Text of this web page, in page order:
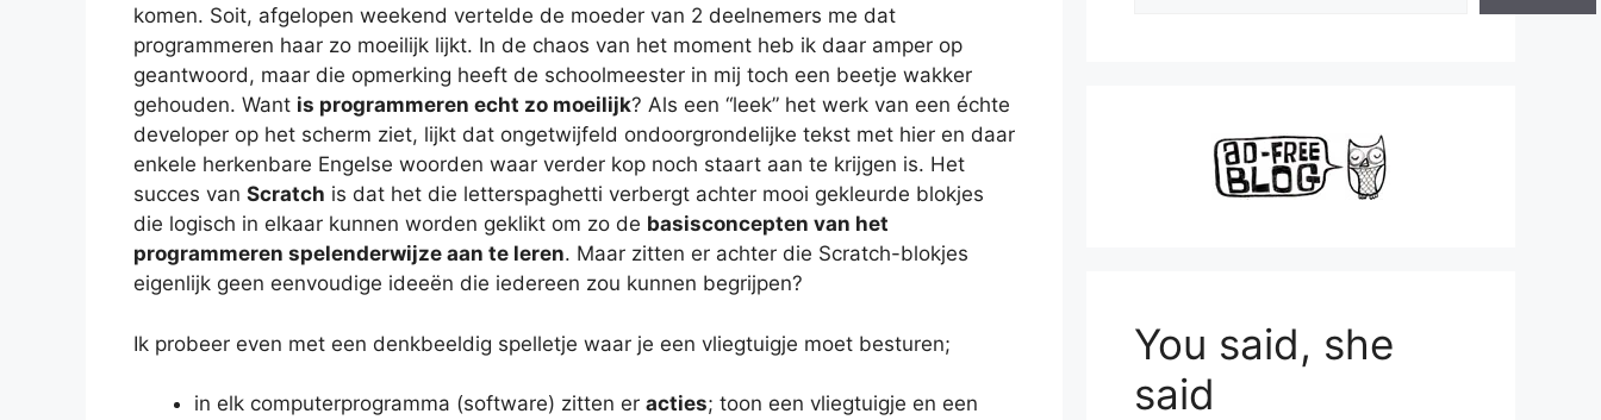
komen. Soit, afgelopen weekend vertelde de moeder van 2 deelnemers me dat
programmeren haar zo moeilijk lijkt. In de chaos van het moment heb ik daar amper op
geantwoord, maar die opmerking heeft de schoolmeester in mij toch een beetje wakker
gehouden. Want is programmeren echt zo moeilijk? Als een “leek” het werk van een échte
developer op het scherm ziet, lijkt dat ongetwijfeld ondoorgrondelijke tekst met hier en daar
enkele herkenbare Engelse woorden waar verder kop noch staart aan te krijgen is. Het
succes van Scratch is dat het die letterspaghetti verbergt achter mooi gekleurde blokjes
die logisch in elkaar kunnen worden geklikt om zo de basisconcepten van het
programmeren spelenderwijze aan te leren. Maar zitten er achter die Scratch-blokjes
eigenlijk geen eenvoudige ideeën die iedereen zou kunnen begrijpen?
Ik probeer even met een denkbeeldig spelletje waar je een vliegtuigje moet besturen;
in elk computerprogramma (software) zitten er acties; toon een vliegtuigje en een
You said, she
said